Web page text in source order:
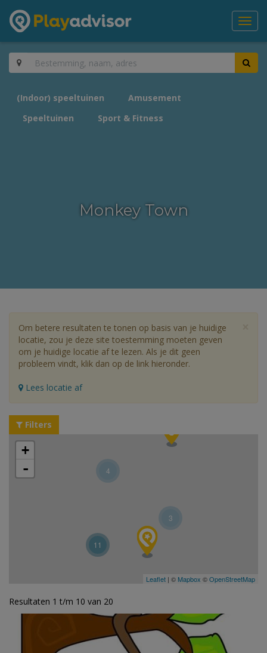
(Indoor) speeltuinen
Amusement
Speeltuinen
Sport & Fitness
Monkey Town
Om betere resultaten te tonen op basis van je huidige
locatie, zou je deze site toestemming moeten geven
om je huidige locatie af te lezen. Als je dit geen
probleem vindt, klik dan op de link hieronder.
Lees locatie af
Filters
3
4
11
+
-
Leaflet | © Mapbox ©OpenStreetMap
Resultaten 1 t/m 10 van 20